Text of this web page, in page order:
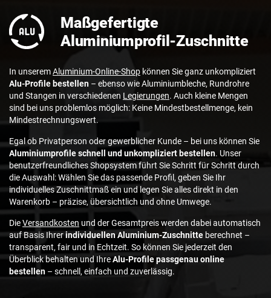
Maßgefertigte
Aluminiumprofil-Zuschnitte
In unseremAluminium-Online-Shopkönnen Sie ganz unkompliziert
Alu-Profile bestellen– ebenso wie Aluminiumbleche, Rundrohre
und Stangen in verschiedenenLegierungen. Auch kleine Mengen
sind bei uns problemlos möglich: Keine Mindestbestellmenge, kein
Mindestrechnungswert.
Egal ob Privatperson oder gewerblicher Kunde – bei uns können Sie
Aluminiumprofile schnell und unkompliziert bestellen. Unser
benutzerfreundliches Shopsystem führt Sie Schritt für Schritt durch
die Auswahl: Wählen Sie das passende Profil, geben Sie Ihr
individuelles Zuschnittmaß ein und legen Sie alles direkt in den
Warenkorb – präzise, übersichtlich und ohne Umwege.
DieVersandkosten und der Gesamtpreis werden dabei automatisch
auf Basis Ihrerindividuellen Aluminium-Zuschnitteberechnet –
transparent, fair und in Echtzeit. So können Sie jederzeit den
Überblick behalten und IhreAlu-Profile passgenau online
bestellen – schnell, einfach und zuverlässig.